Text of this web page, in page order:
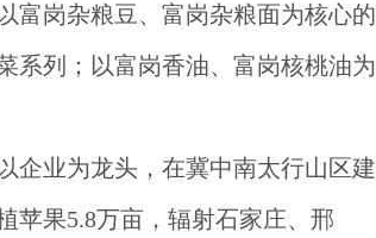
富岗杂粮豆、富岗杂粮面为核心的
系列；以富岗香油、富岗核桃油为
企业为龙头，在冀中南太行山区建
苹果5.8万亩，辐射石家庄、邢